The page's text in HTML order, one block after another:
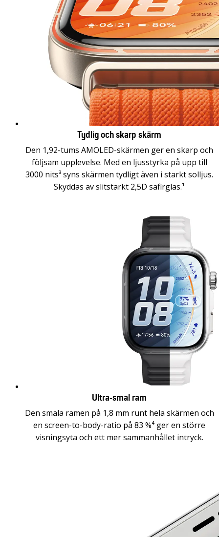
Tydlig och skarp skärm
Den 1,92-tums AMOLED-skärmen ger en skarp och
följsam upplevelse. Med en ljusstyrka på upp till
3000 nits³ syns skärmen tydligt även i starkt solljus.
Skyddas av slitstarkt 2,5D safirglas.¹
Ultra-smal ram
Den smala ramen på 1,8 mm runt hela skärmen och
en screen-to-body-ratio på 83 %⁴ ger en större
visningsyta och ett mer sammanhållet intryck.